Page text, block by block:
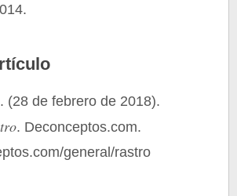
(28 de febrero de 2018).
. Deconceptos.com.
general/rastro